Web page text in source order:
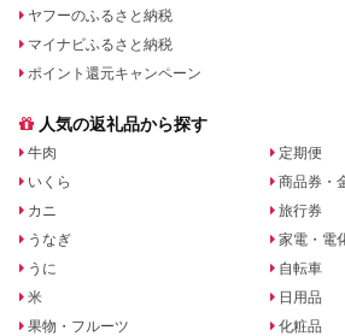
ヤフーのふるさと納税
マイナビふるさと納税
ポイント還元キャンペーン
人気の返礼品から探す
牛肉
いくら
カニ
うなぎ
うに
米
果物・フルーツ
定期便
商品券・
旅行券
家電・電
自転車
日用品
化粧品